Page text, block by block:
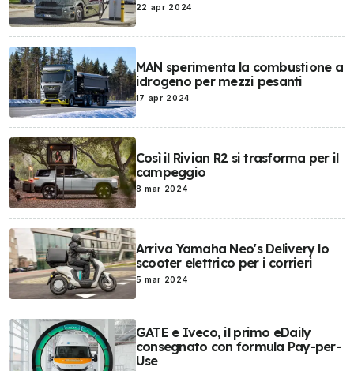
22 apr 2024
MAN sperimenta la combustione a
idrogeno per mezzi pesanti
17 apr 2024
Così il Rivian R2 si trasforma per il
campeggio
8 mar 2024
Arriva Yamaha Neo's Delivery lo
scooter elettrico per i corrieri
5 mar 2024
GATE e Iveco, il primo eDaily
consegnato con formula Pay-per-
Use